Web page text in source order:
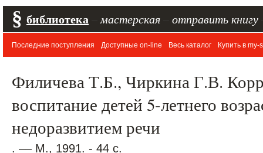
§ библиотека мастерская отправить книгу
Последние поступления Доступные on-line Весь каталог Купить в my-
Филичева Т.Б., Чиркина Г.В.
воспитание детей 5-летнего
недоразвитием речи
. –– М., 1991. - 44 с.